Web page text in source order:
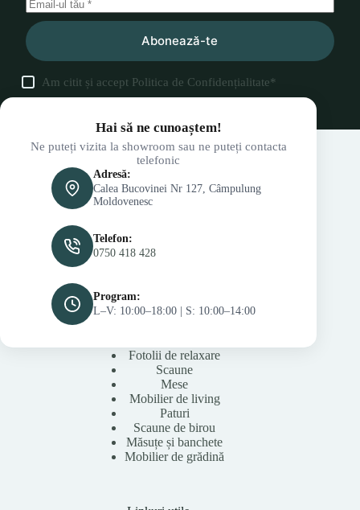
Abonează-te
Am citit și accept Politica de Confidențialitate*
Hai să ne cunoaștem!
Ne puteți vizita la showroom sau ne puteți contacta
telefonic
Adresă:
Calea Bucovinei Nr 127, Câmpulung
Moldovenesc
Telefon:
0750 418 428
Program:
L–V: 10:00–18:00 | S: 10:00–14:00
Fotolii de relaxare
Scaune
Mese
Mobilier de living
Paturi
Scaune de birou
Măsuțe și banchete
Mobilier de grădină